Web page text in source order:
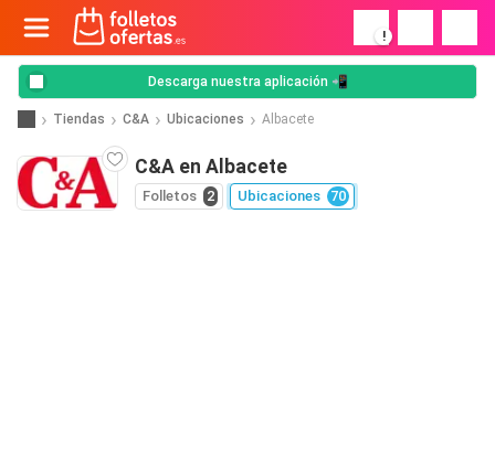
!
Descarga nuestra aplicación 📲
Tiendas C&A Ubicaciones Albacete
C&A en Albacete
Folletos 2 Ubicaciones 70